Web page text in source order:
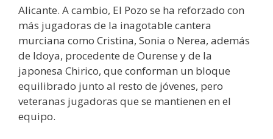
Alicante. A cambio, El Pozo se ha reforzado con
más jugadoras de la inagotable cantera
murciana como Cristina, Sonia o Nerea, además
de Idoya, procedente de Ourense y de la
japonesa Chirico, que conforman un bloque
equilibrado junto al resto de jóvenes, pero
veteranas jugadoras que se mantienen en el
equipo.